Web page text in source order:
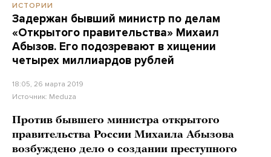
ИСТОРИИ
Задержан бывший министр по делам
«Открытого правительства» Михаил
Абызов. Его подозревают в хищении
четырех миллиардов рублей
18:05, 26 марта 2019
Источник: Meduza
Против бывшего министра открытого
правительства России Михаила Абызова
возбуждено дело о создании преступного